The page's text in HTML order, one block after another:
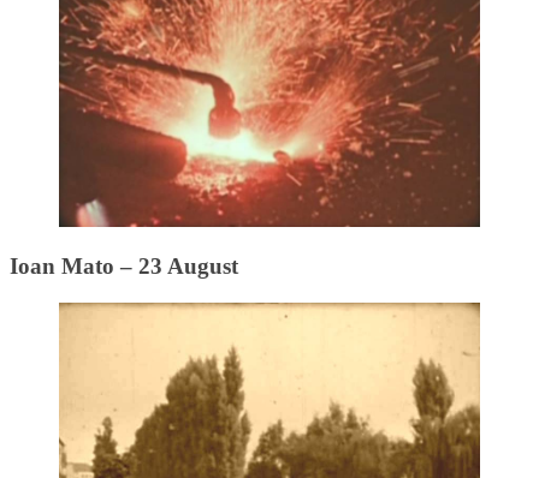
Ioan Mato – 23 August